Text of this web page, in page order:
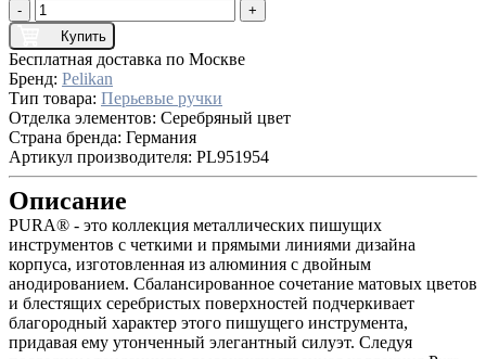
-
+
Купить
Бесплатная доставка по Москве
Бренд: Pelikan
Тип товара: Перьевые ручки
Отделка элементов: Серебряный цвет
Страна бренда: Германия
Артикул производителя: PL951954
Описание
PURA® - это коллекция металлических пишущих
инструментов с четкими и прямыми линиями дизайна
корпуса, изготовленная из алюминия с двойным
анодированием. Сбалансированное сочетание матовых цветов
и блестящих серебристых поверхностей подчеркивает
благородный характер этого пишущего инструмента,
придавая ему утонченный элегантный силуэт. Следуя